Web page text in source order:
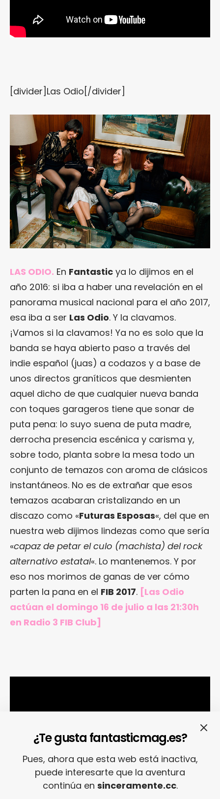
[divider]Las Odio[/divider]
LAS ODIO. En Fantastic ya lo dijimos en el
año 2016: si iba a haber una revelación en el
panorama musical nacional para el año 2017,
esa iba a ser Las Odio. Y la clavamos.
¡Vamos si la clavamos! Ya no es solo que la
banda se haya abierto paso a través del
indie español (juas) a codazos y a base de
unos directos graníticos que desmienten
aquel dicho de que cualquier nueva banda
con toques garageros tiene que sonar de
puta pena: lo suyo suena de puta madre,
derrocha presencia escénica y carisma y,
sobre todo, planta sobre la mesa todo un
conjunto de temazos con aroma de clásicos
instantáneos. No es de extrañar que esos
temazos acabaran cristalizando en un
discazo como «Futuras Esposas«, del que en
nuestra web dijimos lindezas como que sería
«capaz de petar el culo (machista) del rock
alternativo estatal«. Lo mantenemos. Y por
eso nos morimos de ganas de ver cómo
parten la pana en el FIB 2017. [Las Odio
actúan el domingo 16 de julio a las 21:30h
en Radio 3 FIB Club]
¿Te gusta fantasticmag.es?
Pues, ahora que esta web está inactiva,
puede interesarte que la aventura
continúa en sinceramente.cc.